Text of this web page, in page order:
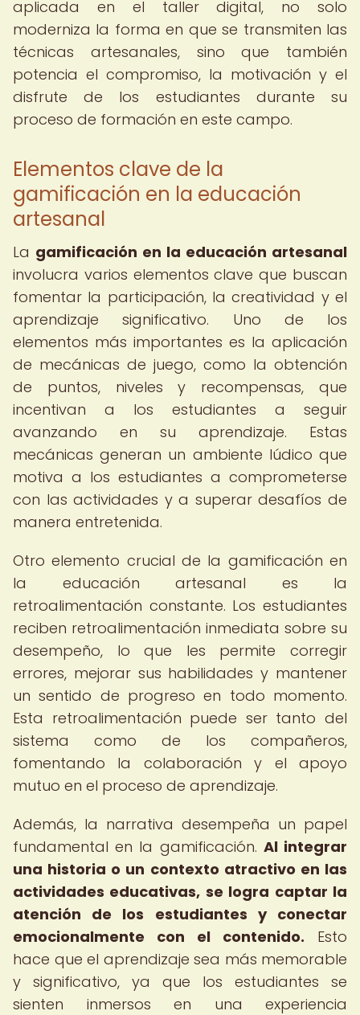
aplicada en el taller digital, no solo
moderniza la forma en que se transmiten las
técnicas artesanales, sino que también
potencia el compromiso, la motivación y el
disfrute de los estudiantes durante su
proceso de formación en este campo.
Elementos clave de la
gamificación en la educación
artesanal
La gamificación en la educación artesanal
involucra varios elementos clave que buscan
fomentar la participación, la creatividad y el
aprendizaje significativo. Uno de los
elementos más importantes es la aplicación
de mecánicas de juego, como la obtención
de puntos, niveles y recompensas, que
incentivan a los estudiantes a seguir
avanzando en su aprendizaje. Estas
mecánicas generan un ambiente lúdico que
motiva a los estudiantes a comprometerse
con las actividades y a superar desafíos de
manera entretenida.
Otro elemento crucial de la gamificación en
la educación artesanal es la
retroalimentación constante. Los estudiantes
reciben retroalimentación inmediata sobre su
desempeño, lo que les permite corregir
errores, mejorar sus habilidades y mantener
un sentido de progreso en todo momento.
Esta retroalimentación puede ser tanto del
sistema como de los compañeros,
fomentando la colaboración y el apoyo
mutuo en el proceso de aprendizaje.
Además, la narrativa desempeña un papel
fundamental en la gamificación. Al integrar
una historia o un contexto atractivo en las
actividades educativas, se logra captar la
atención de los estudiantes y conectar
emocionalmente con el contenido. Esto
hace que el aprendizaje sea más memorable
y significativo, ya que los estudiantes se
sienten inmersos en una experiencia